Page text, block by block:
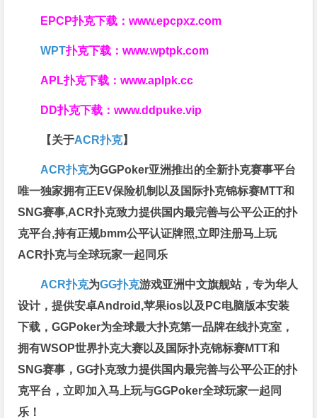
EPCP扑克下载：www.epcpxz.com
WPT扑克下载：www.wptpk.com
APL扑克下载：www.aplpk.cc
DD扑克下载：www.ddpuke.vip
【关于ACR扑克】
ACR扑克为GGPoker亚洲推出的全新扑克赛事平台
唯一独家拥有正EV保险机制以及国际扑克锦标赛MTT和
SNG赛事,ACR扑克致力提供国内最完善与公平公正的扑
克平台,持有正规bmm公平认证牌照,立即注册马上玩
ACR扑克与全球玩家一起同乐
ACR扑克为GG扑克游戏亚洲中文旗舰站，专为华人
设计，提供安卓Android,苹果ios以及PC电脑版本安装
下载，GGPoker为全球最大扑克第一品牌在线扑克室，
拥有WSOP世界扑克大赛以及国际扑克锦标赛MTT和
SNG赛事，GG扑克致力提供国内最完善与公平公正的扑
克平台，立即加入马上玩与GGPoker全球玩家一起同
乐！